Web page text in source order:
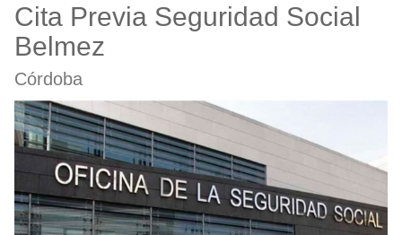
Cita Previa Seguridad Social
Belmez
Córdoba